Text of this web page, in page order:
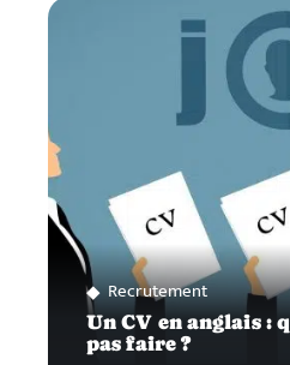
Recrutement
Un CV en anglais :
pas faire ?